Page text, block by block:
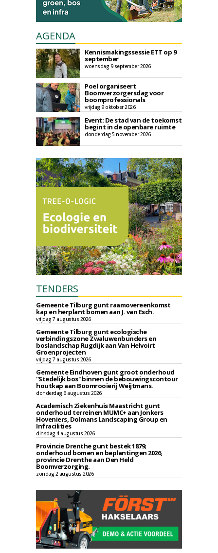
AGENDA
Kennismakingssessie ETT op 9
september
woensdag 9 september 2026
Poel organiseert
Boomverzorgersdag voor
boomprofessionals
vrijdag 9 oktober 2026
Event: De stad van de toekomst
begint in de openbare ruimte
donderdag 5 november 2026
TENDERS
Gemeente Tilburg gunt raamovereenkomst
kap en herplant bomen aan J. van Esch.
vrijdag 7 augustus 2026
Gemeente Tilburg gunt ecologische
verbindingszone Zwaluwenbunders en
boslandschap Rugdijk aan Van Helvoirt
Groenprojecten
vrijdag 7 augustus 2026
Gemeente Eindhoven gunt groot onderhoud
''Stedelijk bos'' binnen de bebouwingscontour
houtkap aan Boomrooierij Weijtmans.
donderdag 6 augustus 2026
Academisch Ziekenhuis Maastricht gunt
onderhoud terreinen MUMC+ aan Jonkers
Hoveniers, Dolmans Landscaping Group en
Infracilities
dinsdag 4 augustus 2026
Provincie Drenthe gunt bestek 1879;
onderhoud bomen en beplantingen 2026,
provincie Drenthe aan Den Held
Boomverzorging.
zondag 2 augustus 2026